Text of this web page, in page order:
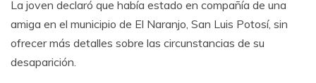
La joven declaró que había estado en compañía de una
amiga en el municipio de El Naranjo, San Luis Potosí, sin
ofrecer más detalles sobre las circunstancias de su
desaparición.